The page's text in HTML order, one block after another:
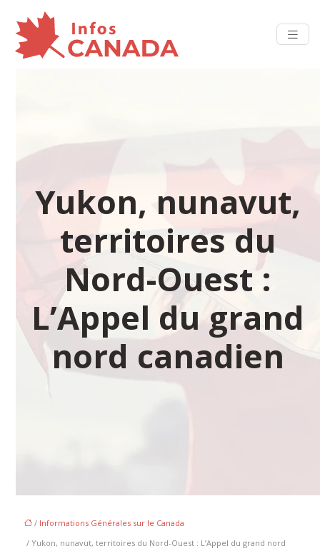
Yukon, nunavut,
territoires du
Nord-Ouest :
L’Appel du grand
nord canadien
/ Informations Générales sur le Canada
/ Yukon, nunavut, territoires du Nord-Ouest : L’Appel du grand nord